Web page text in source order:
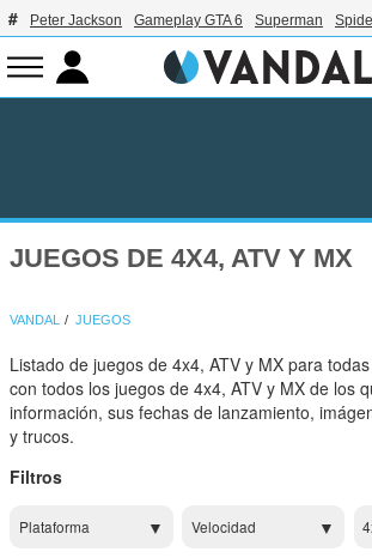
Peter Jackson Gameplay GTA 6 Superman
JUEGOS DE 4X4, ATV Y MX
VANDAL JUEGOS
Listado de juegos de 4x4, ATV y MX para
con todos los juegos de 4x4, ATV y MX de los
información, sus fechas de lanzamiento,
y trucos.
Filtros
Plataforma Velocidad